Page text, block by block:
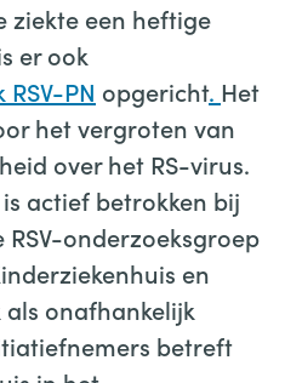
ziekte een heftige
er ook
PN opgericht. Het
het vergroten van
over het RS-virus.
actief betrokken bij
onderzoeksgroep
en
onafhankelijk
betreft